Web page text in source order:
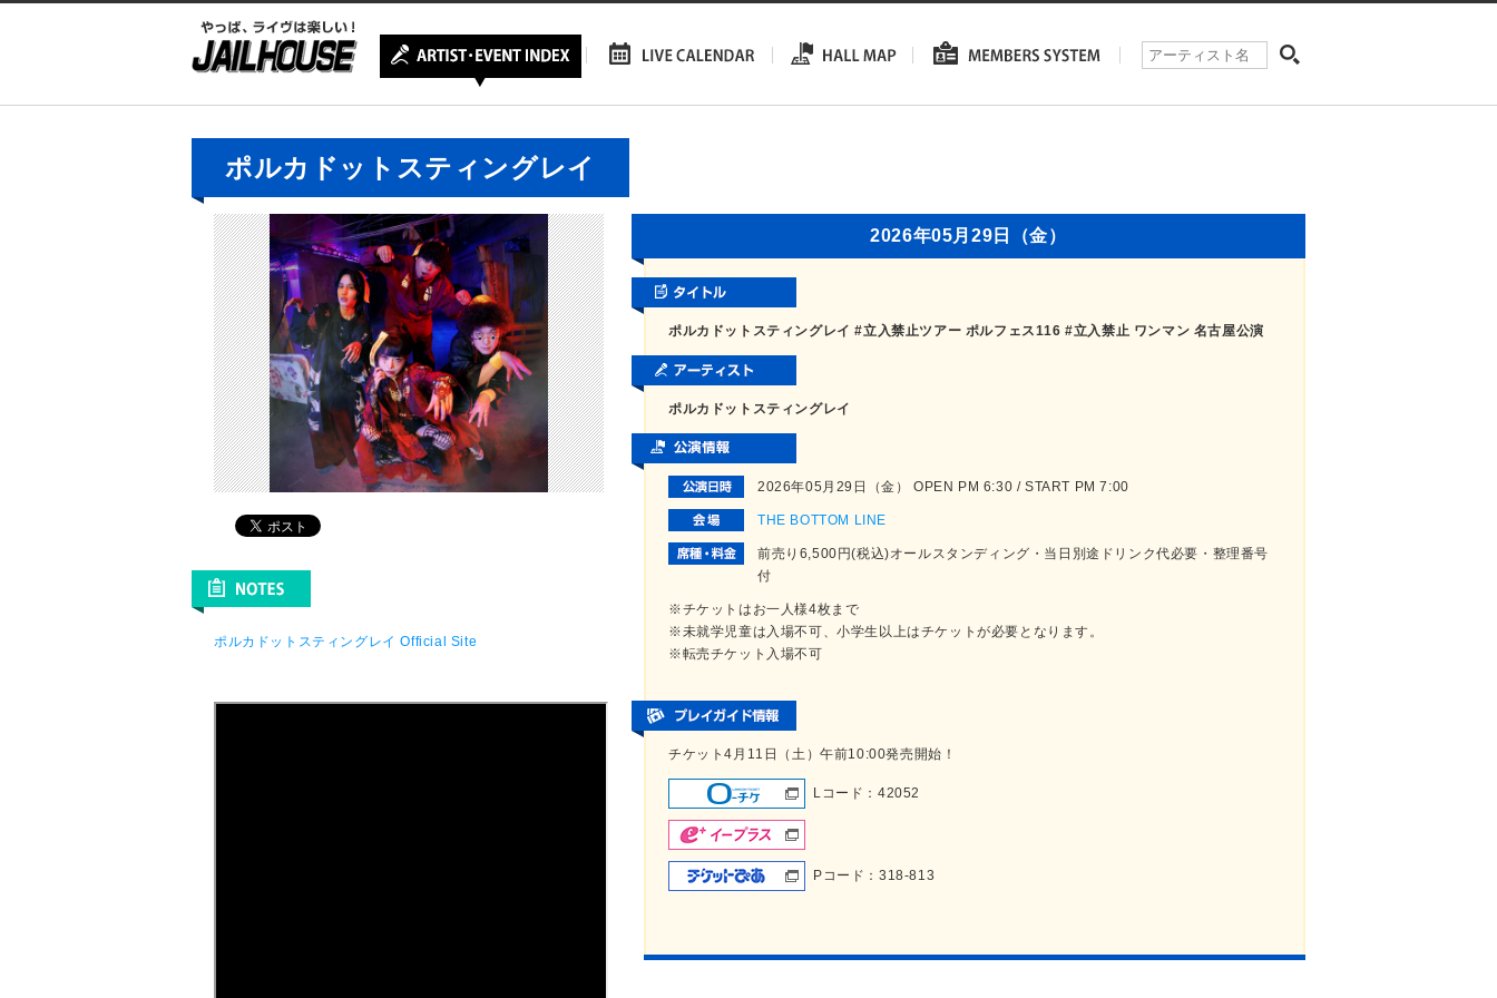
ポルカドットスティングレイ
ポルカドットスティングレイ Official Site
2026年05月29日（金）
ポルカドットスティングレイ #立入禁止ツアー ポルフェス116 #立入禁止 ワンマン 名古屋公演
ポルカドットスティングレイ
2026年05月29日（金） OPEN PM 6:30 / START PM 7:00
THE BOTTOM LINE
前売り6,500円(税込)オールスタンディング・当日別途ドリンク代必要・整理番号
付
※チケットはお一人様4枚まで
※未就学児童は入場不可、小学生以上はチケットが必要となります。
※転売チケット入場不可
チケット4月11日（土）午前10:00発売開始！
Lコード：42052
Pコード：318-813